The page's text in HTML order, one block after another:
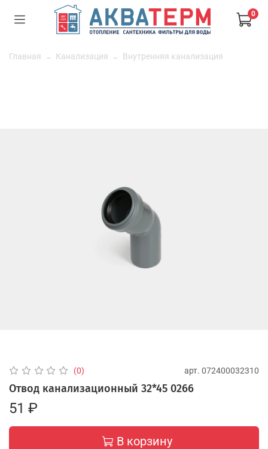
0
Главная Канализация Внутренняя канализация
(0) арт. 072400032310
Отвод канализационный 32*45 0266
51 ₽
В корзину